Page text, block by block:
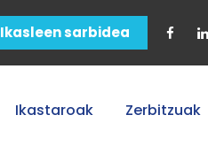
Ikasleen sarbidea
Ikastaroak Zerbitzuak